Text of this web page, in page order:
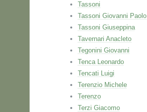
Tassoni
Tassoni Giovanni Paolo
Tassoni Giuseppina
Tavernari Anacleto
Tegonini Giovanni
Tenca Leonardo
Tencati Luigi
Terenzio Michele
Terenzo
Terzi Giacomo